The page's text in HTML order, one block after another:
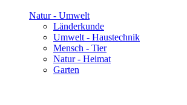
Natur - Umwelt
Länderkunde
Umwelt - Haustechnik
Mensch - Tier
Natur - Heimat
Garten